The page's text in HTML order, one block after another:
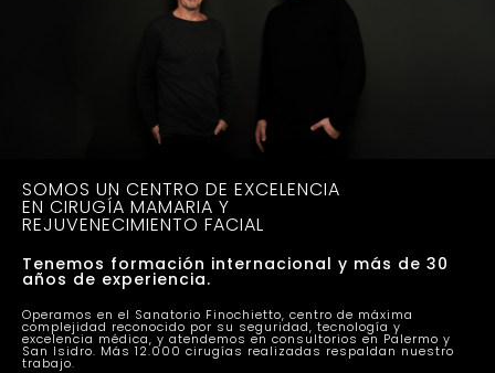
SOMOS UN CENTRO DE EXCELENCIA
EN CIRUGÍA MAMARIA Y
REJUVENECIMIENTO FACIAL
Tenemos formación internacional y más de 30
años de experiencia.
Operamos en el Sanatorio Finochietto, centro de máxima
complejidad reconocido por su seguridad, tecnología y
excelencia médica, y atendemos en consultorios en Palermo y
San Isidro. Más 12.000 cirugías realizadas respaldan nuestro
trabajo.